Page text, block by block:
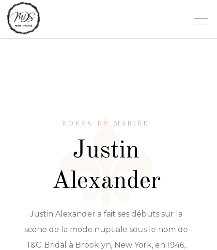
ROBES DE MARIÉE
Justin
Alexander
Justin Alexander a fait ses débuts sur la
scène de la mode nuptiale sous le nom de
T&G Bridal à Brooklyn, New York, en 1946,.